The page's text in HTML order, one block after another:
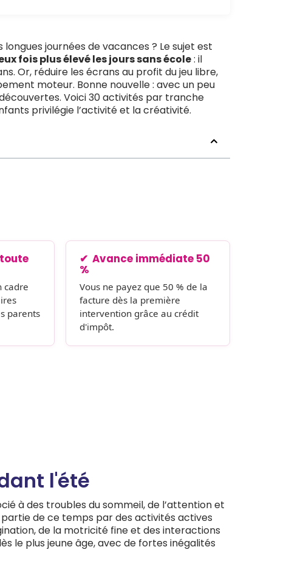
longues journées de vacances ? Le sujet est
fois plus élevé les jours sans école: il
Or, réduire les écrans au profit du jeu libre,
moteur. Bonne nouvelle : avec un peu
Voici 30 activités par tranche
privilégie l’activité et la créativité.
cadre
parents
Avance immédiate 50
%
Vous ne payez que 50 % de la
facture dès la première
intervention grâce au crédit
d'impôt.
l'été
à des troubles du sommeil, de l’attention et
partie de ce temps par des activités actives
de la motricité fine et des interactions
le plus jeune âge, avec de fortes inégalités